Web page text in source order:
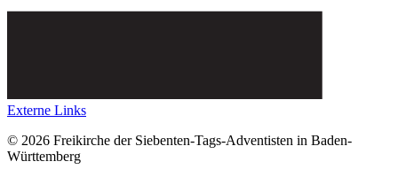
Externe Links
© 2026 Freikirche der Siebenten-Tags-Adventisten in Baden-
Württemberg